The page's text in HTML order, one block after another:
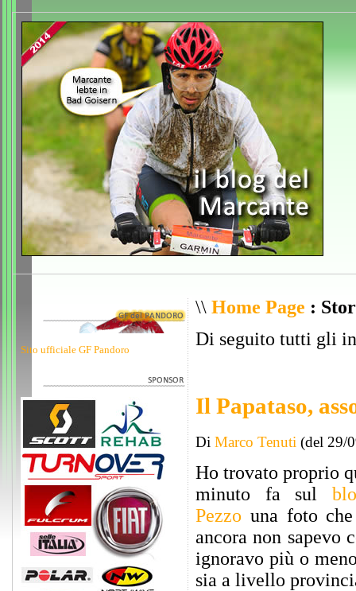
Sito ufficiale GF Pandoro
\\ Home Page :
Di seguito tutti gli
Il Papataso,
Di Marco Tenuti (del 29/
Ho trovato proprio
minuto fa sul
Pezzo una foto
ancora non sapevo
ignoravo più o
sia a livello